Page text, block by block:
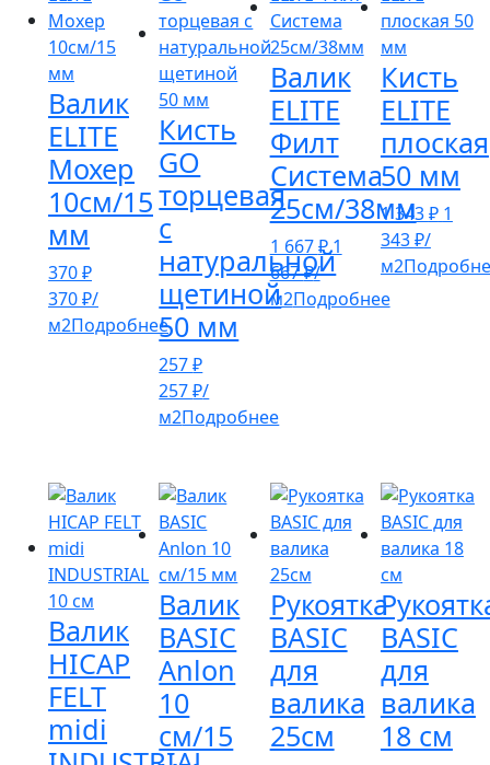
Валик
ELITE
Мохер
10см/15
мм
370₽
370₽/
м2Подробнее
Кисть
GO
торцевая
с
натуральной
щетиной
50 мм
257₽
257₽/
м2Подробнее
Валик
ELITE
Филт
Система
25см/38мм
1 667₽1
667₽/
м2Подробнее
Кисть
ELITE
плоская
50 мм
1 343₽ 1
343₽/
м2
Валик
HICAP
FELT
midi
Валик
BASIC
Anlon
10
см/15
Рукоятка
BASIC
для
валика
25см
BASIC
для
валика
18 см